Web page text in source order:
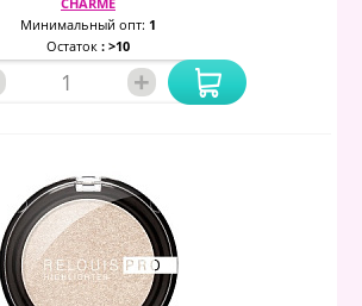
Минимальный опт: 1
Остаток : >10
+